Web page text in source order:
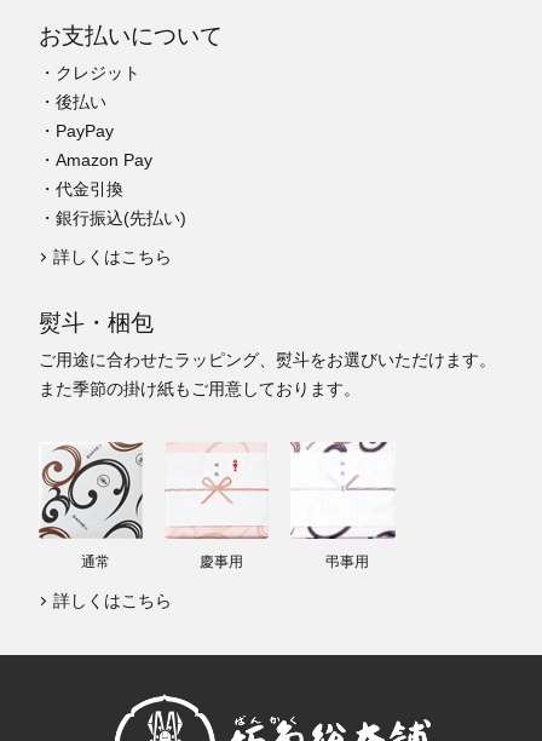
お支払いについて
・クレジット
・後払い
・PayPay
・Amazon Pay
・代金引換
・銀行振込(先払い)
詳しくはこちら
熨斗・梱包
ご用途に合わせたラッピング、熨斗をお選びいただけます。
また季節の掛け紙もご用意しております。
通常 慶事用 弔事用
詳しくはこちら